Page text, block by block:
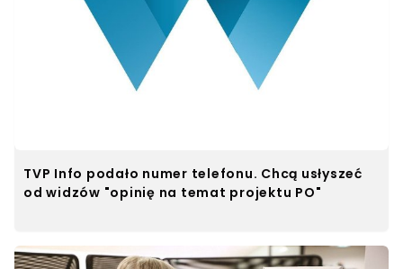
TVP Info podało numer telefonu. Chcą usłyszeć
od widzów "opinię na temat projektu PO"